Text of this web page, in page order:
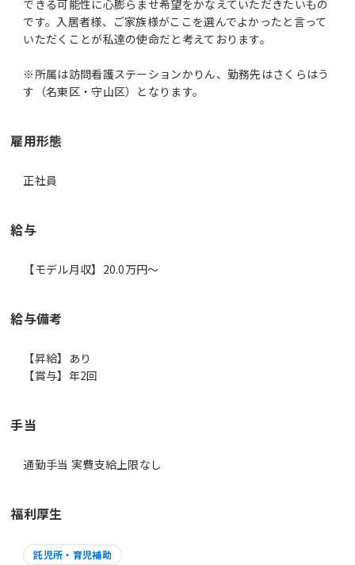
できる可能性に心膨らませ希望をかなえていただきたいもの
です。入居者様、ご家族様がここを選んでよかったと言って
いただくことが私達の使命だと考えております。
※所属は訪問看護ステーションかりん、勤務先はさくらはう
す（名東区・守山区）となります。
雇用形態
正社員
給与
【モデル月収】20.0万円〜
給与備考
【昇給】あり
【賞与】年2回
手当
通勤手当 実費支給上限なし
福利厚生
託児所・育児補助